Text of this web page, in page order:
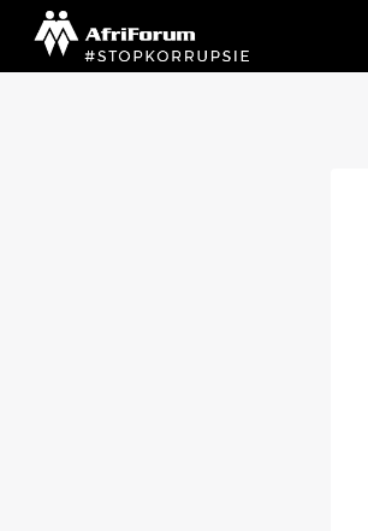
Skip